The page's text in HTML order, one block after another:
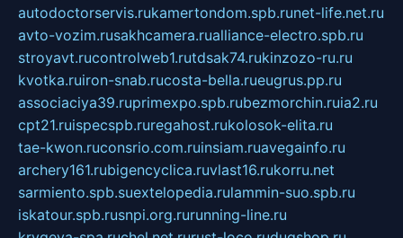
autodoctorservis.rukamertondom.spb.runet-life.net.ru
avto-vozim.rusakhcamera.rualliance-electro.spb.ru
stroyavt.rucontrolweb1.rutdsak74.rukinzozo-ru.ru
kvotka.ruiron-snab.rucosta-bella.rueugrus.pp.ru
associaciya39.ruprimexpo.spb.rubezmorchin.ruia2.ru
cpt21.ruispecspb.ruregahost.rukolosok-elita.ru
tae-kwon.ruconsrio.com.ruinsiam.ruavegainfo.ru
archery161.rubigencyclica.ruvlast16.rukorru.net
sarmiento.spb.suextelopedia.rulammin-suo.spb.ru
iskatour.spb.rusnpi.org.rurunning-line.ru